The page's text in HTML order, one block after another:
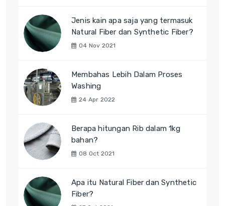
Jenis kain apa saja yang termasuk
Natural Fiber dan Synthetic Fiber?
04 Nov 2021
Membahas Lebih Dalam Proses
Washing
24 Apr 2022
Berapa hitungan Rib dalam 1kg
bahan?
08 Oct 2021
Apa itu Natural Fiber dan Synthetic
Fiber?